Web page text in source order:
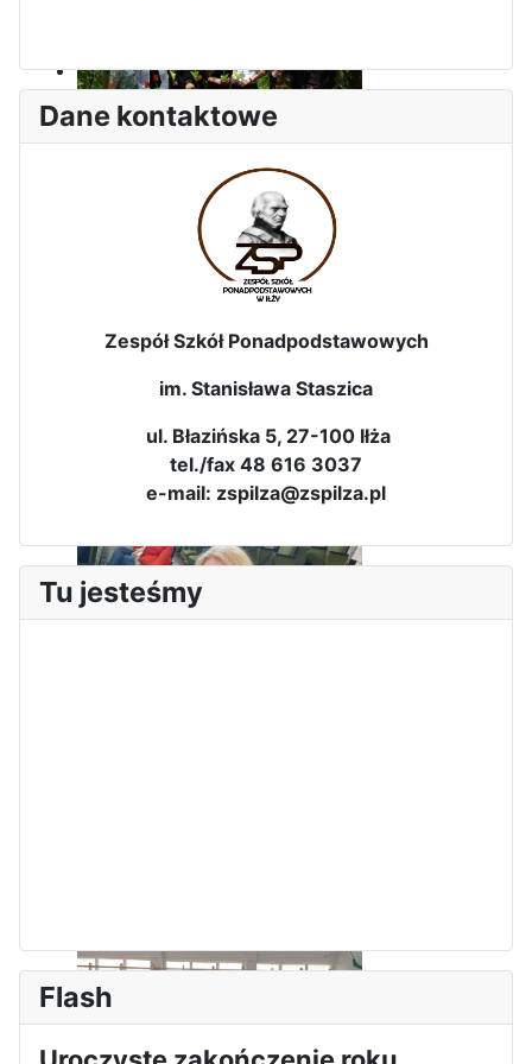
Dni Leśmianowskie 2026
I Olimpiada Klas Mundurowych
Dane kontaktowe
Zespół Szkół Ponadpodstawowych
im. Stanisława Staszica
ul. Błazińska 5, 27-100 Iłża
tel./fax 48 616 3037
e-mail: zspilza@zspilza.pl
Tu jesteśmy
Flash